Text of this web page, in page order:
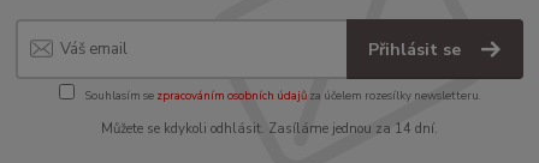
Přihlásit se
Souhlasím se zpracováním osobních údajůza účelem rozesílky newsletteru.
Můžete se kdykoli odhlásit. Zasíláme jednou za 14 dní.